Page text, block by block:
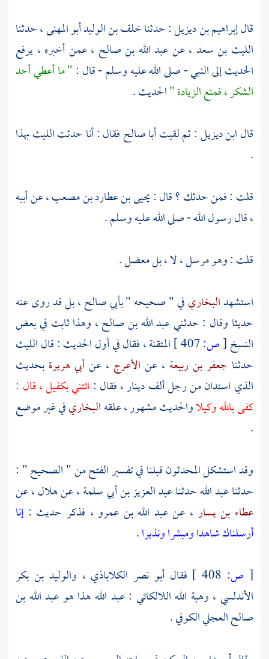
قالإبراهيم بن ديزيل: حدثناخلف بن الوليد أبو المهنى، حدثنا
الليث بن سعد ، عنعبد الله بن صالح ، عمن أخبره ، يرفع
الحديث إلى النبي - صلى الله عليه وسلم - قال :" ما أعطي أحد
الشكر ، فمنع الزيادة "الحديث .
قالابن ديزيل: ثم لقيتأبا صالحفقال : أنا حدثتالليثبهذا
.
قلت : فمن حدثك ؟ قال :يحيى بن عطارد بن مصعب، عن أبيه
، قال رسول الله - صلى الله عليه وسلم .
قلت : وهو مرسل ، لا ، بل معضل .
استشهدالبخاريفي " صحيحه "بأبي صالح، بل قد روى عنه
حديثا وقال : حدثنيعبد الله بن صالح، وهذا ثابت في بعض
النسخ[ص: المتقنة ، فقال في أول الحديث : قالالليث
حدثنا جعفر بن ربيعة ، عن الأعرج ، عنأبي هريرة بحديث
الذي استدان من رجل ألف دينار ، فقال : ائتني بكفيل ، قال :
كفى بالله وكيلاوالحديث مشهور ، علقهالبخاريفي غير موضع
.
وقد استشكل المحدثون قبلنا في تفسير الفتح من " الصحيح " :
حدثناعبد اللهحدثناعبد العزيز بن أبي سلمة، عنهلال، عن
عطاء بن يسار ، عنعبد الله بن عمرو ، فذكر حديث :إنا
أرسلناك شاهدا ومبشرا ونذيرا.
[ ص: فقالأبو نصر الكلاباذي ، والوليد بن بكر
الأندلسي ، وهبة الله اللالكائي :عبد اللههذا هوعبد الله بن
صالح العجلي الكوفي.